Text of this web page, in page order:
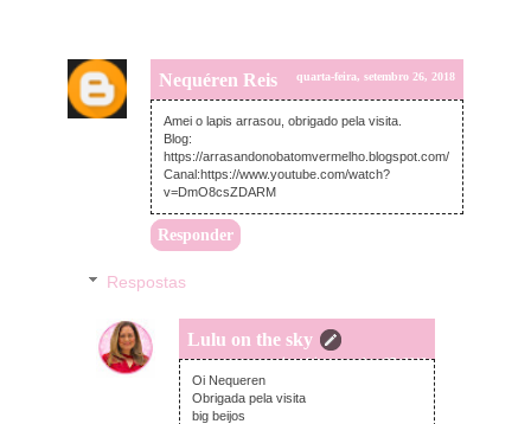
Nequéren Reis quarta-feira, setembro 26, 2018
Amei o lapis arrasou, obrigado pela visita.
Blog:
https://arrasandonobatomvermelho.blogspot.com/
Canal:https://www.youtube.com/watch?
v=DmO8csZDARM
Responder
Respostas
Lulu on the sky
quinta-feira, setembro 27, 2018
Oi Nequeren
Obrigada pela visita
big beijos